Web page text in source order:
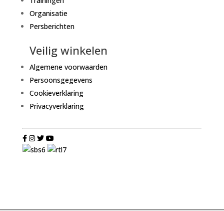
Organisatie
Persberichten
Veilig winkelen
Algemene voorwaarden
Persoonsgegevens
Cookieverklaring
Privacyverklaring